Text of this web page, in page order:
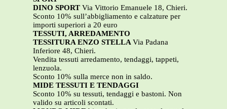
DINO SPORT Via Vittorio Emanuele 18, Chieri.
Sconto 10% sull’abbigliamento e calzature per
importi superiori a 20 euro
TESSUTI, ARREDAMENTO
TESSITURA ENZO STELLAVia Padana
Inferiore 48, Chieri.
Vendita tessuti arredamento, tendaggi, tappeti,
lenzuola.
Sconto 10% sulla merce non in saldo.
MIDE TESSUTI E TENDAGGI
Sconto 10% su tessuti, tendaggi e bastoni. Non
valido su articoli scontati.